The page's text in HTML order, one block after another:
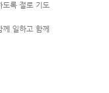
도록 절로 기도
일하고 함께